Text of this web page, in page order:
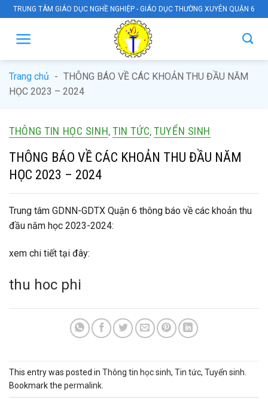
Skip
to
content
TRUNG TÂM GIÁO DỤC NGHỀ NGHIỆP - GIÁO DỤC THƯỜNG XUYÊN QUẬN 6
Trang chủ - THÔNG BÁO VỀ CÁC KHOẢN THU ĐẦU NĂM
HỌC 2023 – 2024
THÔNG TIN HỌC SINH, TIN TỨC, TUYỂN SINH
THÔNG BÁO VỀ CÁC KHOẢN THU ĐẦU NĂM
HỌC 2023 – 2024
Trung tâm GDNN-GDTX Quận 6 thông báo về các khoản thu
đầu năm học 2023-2024:
xem chi tiết tại đây:
thu hoc phi
This entry was posted in Thông tin học sinh, Tin tức, Tuyển sinh
Bookmark the permalink